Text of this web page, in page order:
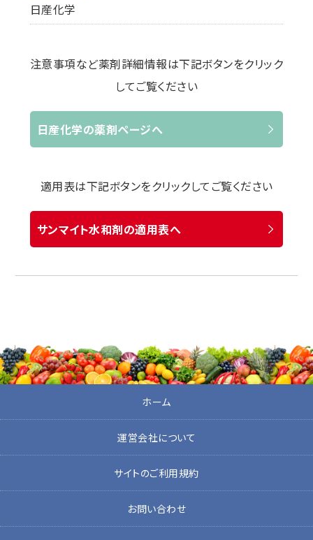
日産化学
注意事項など薬剤詳細情報は下記ボタンをクリック
してご覧ください
日産化学の薬剤ページへ
適用表は下記ボタンをクリックしてご覧ください
サンマイト水和剤の適用表へ
ホーム
運営会社について
サイトのご利用規約
お問い合わせ